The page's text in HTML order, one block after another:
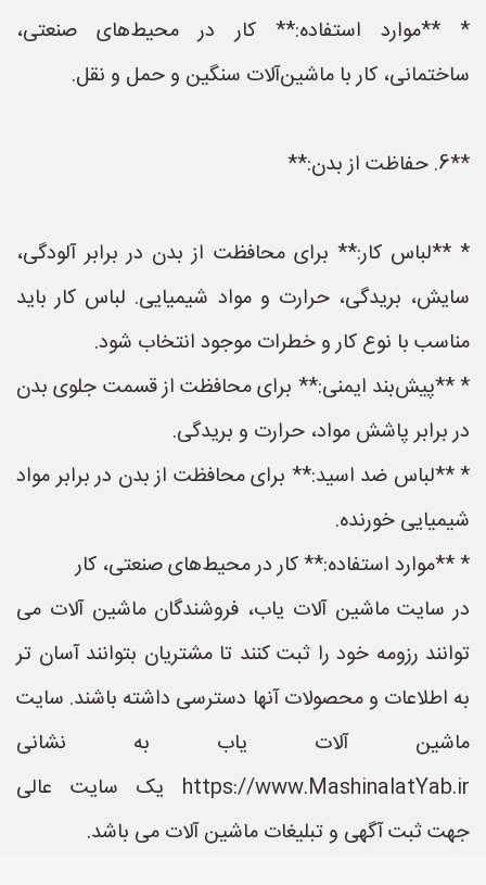
* **موارد استفاده:** کار در محیط‌های صنعتی،
ساختمانی، کار با ماشین‌آلات سنگین و حمل و نقل.
**6. حفاظت از بدن:**
* **لباس کار:** برای محافظت از بدن در برابر آلودگی،
سایش، بریدگی، حرارت و مواد شیمیایی. لباس کار باید
مناسب با نوع کار و خطرات موجود انتخاب شود.
* **پیش‌بند ایمنی:** برای محافظت از قسمت جلوی بدن
در برابر پاشش مواد، حرارت و بریدگی.
* **لباس ضد اسید:** برای محافظت از بدن در برابر مواد
شیمیایی خورنده.
* **موارد استفاده:** کار در محیط‌های صنعتی، کار
در سایت ماشین آلات یاب، فروشندگان ماشین آلات می
توانند رزومه خود را ثبت کنند تا مشتریان بتوانند آسان تر
به اطلاعات و محصولات آنها دسترسی داشته باشند. سایت
ماشین آلات یاب به نشانی
https://www.MashinalatYab.ir یک سایت عالی
جهت ثبت آگهی و تبلیغات ماشین آلات می باشد.